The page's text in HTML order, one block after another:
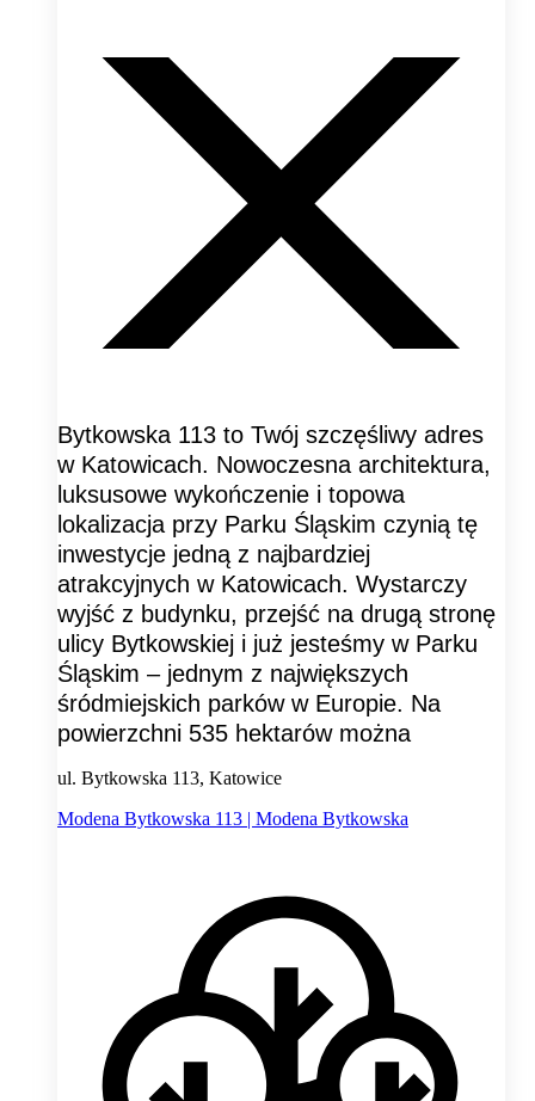
Bytkowska 113 to Twój szczęśliwy adres
w Katowicach. Nowoczesna architektura,
luksusowe wykończenie i topowa
lokalizacja przy Parku Śląskim czynią tę
inwestycje jedną z najbardziej
atrakcyjnych w Katowicach. Wystarczy
wyjść z budynku, przejść na drugą stronę
ulicy Bytkowskiej i już jesteśmy w Parku
Śląskim – jednym z największych
śródmiejskich parków w Europie. Na
powierzchni 535 hektarów można
ul. Bytkowska 113, Katowice
Modena Bytkowska 113 | Modena Bytkowska